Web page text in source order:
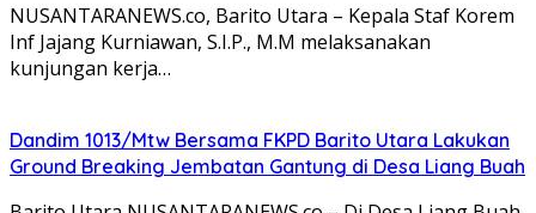
NUSANTARANEWS.co, Barito Utara – Kepala Staf Korem
Inf Jajang Kurniawan, S.I.P., M.M melaksanakan
kunjungan kerja…
Dandim 1013/Mtw Bersama FKPD Barito Utara Lakukan
Ground Breaking Jembatan Gantung di Desa Liang Buah